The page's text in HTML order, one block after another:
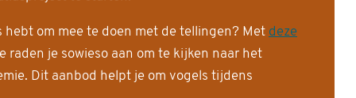
om mee te doen met de tellingen? Met deze
raden je sowieso aan om te kijken naar het
Dit aanbod helpt je om vogels tijdens